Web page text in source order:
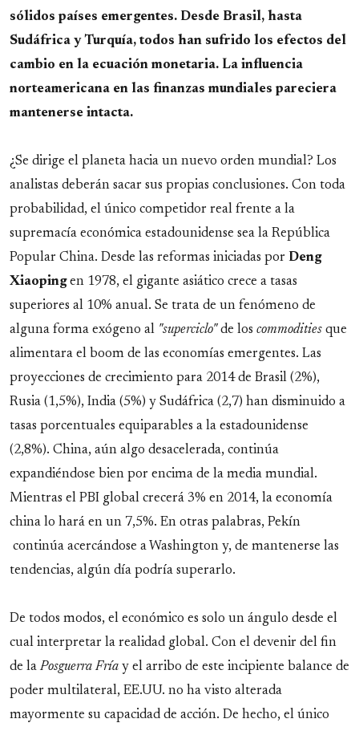
sólidos países emergentes. Desde Brasil, hasta
Sudáfrica y Turquía, todos han sufrido los efectos del
cambio en la ecuación monetaria. La influencia
norteamericana en las finanzas mundiales pareciera
mantenerse intacta.
¿Se dirige el planeta hacia un nuevo orden mundial? Los
analistas deberán sacar sus propias conclusiones. Con toda
probabilidad, el único competidor real frente a la
supremacía económica estadounidense sea la República
Popular China. Desde las reformas iniciadas por Deng
Xiaopingen 1978, el gigante asiático crece a tasas
superiores al 10% anual. Se trata de un fenómeno de
alguna forma exógeno al "superciclo"de los commodities que
alimentara el boom de las economías emergentes. Las
proyecciones de crecimiento para 2014 de Brasil (2%),
Rusia (1,5%), India (5%) y Sudáfrica (2,7) han disminuido a
tasas porcentuales equiparables a la estadounidense
(2,8%). China, aún algo desacelerada, continúa
expandiéndose bien por encima de la media mundial.
Mientras el PBI global crecerá 3% en 2014, la economía
china lo hará en un 7,5%. En otras palabras, Pekín
continúa acercándose a Washington y, de mantenerse las
tendencias, algún día podría superarlo.
De todos modos, el económico es solo un ángulo desde el
cual interpretar la realidad global. Con el devenir del fin
de la Posguerra Fría y el arribo de este incipiente balance de
poder multilateral, EE.UU. no ha visto alterada
mayormente su capacidad de acción. De hecho, el único